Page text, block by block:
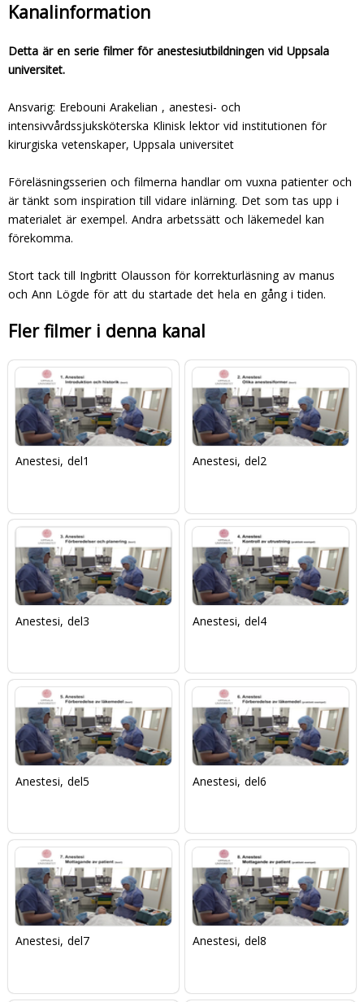
Kanalinformation
Detta är en serie filmer för anestesiutbildningen vid Uppsala
universitet.
Ansvarig: Erebouni Arakelian , anestesi- och
intensivvårdssjuksköterska Klinisk lektor vid institutionen för
kirurgiska vetenskaper, Uppsala universitet
Föreläsningsserien och filmerna handlar om vuxna patienter och
är tänkt som inspiration till vidare inlärning. Det som tas upp i
materialet är exempel. Andra arbetssätt och läkemedel kan
förekomma.
Stort tack till Ingbritt Olausson för korrekturläsning av manus
och Ann Lögde för att du startade det hela en gång i tiden.
Fler filmer i denna kanal
Anestesi, del1 Anestesi, del2
Anestesi, del3 Anestesi, del4
Anestesi, del5 Anestesi, del6
Anestesi, del7 Anestesi, del8